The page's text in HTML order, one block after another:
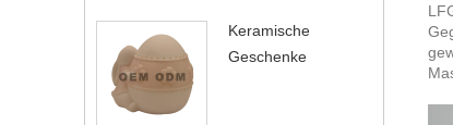
Keramische
Geschenke